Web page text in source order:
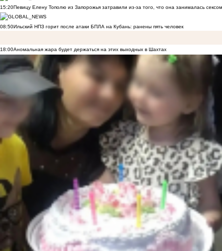
15:20Певицу Елену Тополю из Запорожья затравили из-за того, что она занималась
08:50Ильский НПЗ горит после атаки БПЛА на Кубань: ранены пять человек
18:00Аномальная жара будет держаться на этих выходных в Шахтах